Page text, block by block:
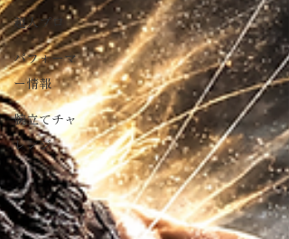
超人プロ
パフォーマ
ー情報
腕立てチャ
レンジ